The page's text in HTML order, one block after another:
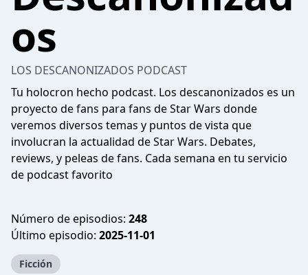
os
LOS DESCANONIZADOS PODCAST
Tu holocron hecho podcast. Los descanonizados es un
proyecto de fans para fans de Star Wars donde
veremos diversos temas y puntos de vista que
involucran la actualidad de Star Wars. Debates,
reviews, y peleas de fans. Cada semana en tu servicio
de podcast favorito
Número de episodios: 248
Último episodio: 2025-11-01
Ficción